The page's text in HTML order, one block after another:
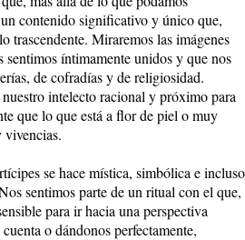
contenido significativo y único que,
trascendente. Miraremos las imágenes
sentimos íntimamente unidos y que nos
de cofradías y de religiosidad.
intelecto racional y próximo para
que lo que está a flor de piel o muy
vivencias.
se hace mística, simbólica e incluso
sentimos parte de un ritual con el que,
para ir hacia una perspectiva
o dándonos perfectamente,